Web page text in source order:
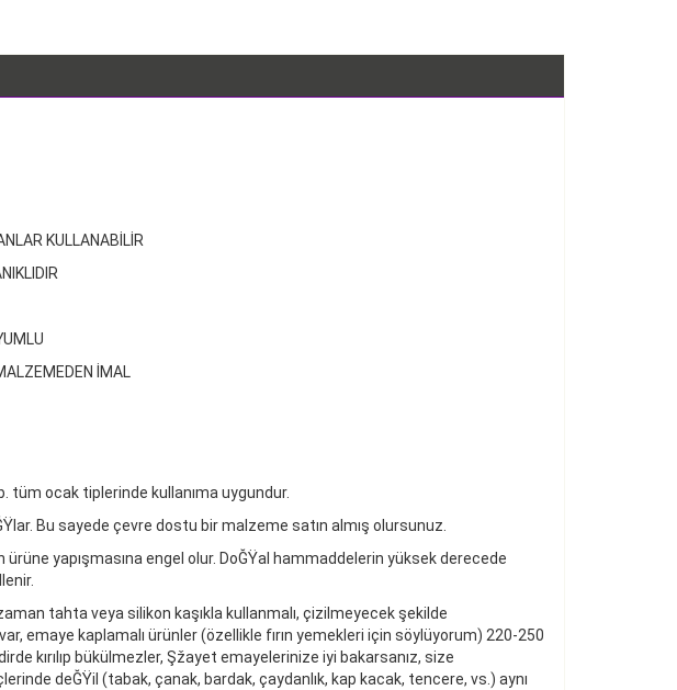
İMAL
tüm ocak tiplerinde kullanıma uygundur.
Bu sayede çevre dostu bir malzeme satın almış olursunuz.
yapışmasına engel olur. DoĞŸal hammaddelerin yüksek derecede
tahta veya silikon kaşıkla kullanmalı, çizilmeyecek şekilde
emaye kaplamalı ürünler (özellikle fırın yemekleri için söylüyorum) 220-250
kırılıp bükülmezler, Şžayet emayelerinize iyi bakarsanız, size
deĞŸil (tabak, çanak, bardak, çaydanlık, kap kacak, tencere, vs.) aynı